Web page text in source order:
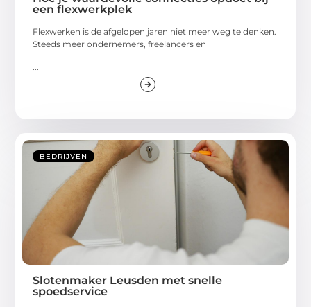
een flexwerkplek
Flexwerken is de afgelopen jaren niet meer weg te denken.
Steeds meer ondernemers, freelancers en
BEDRIJVEN
Slotenmaker Leusden met snelle
spoedservice